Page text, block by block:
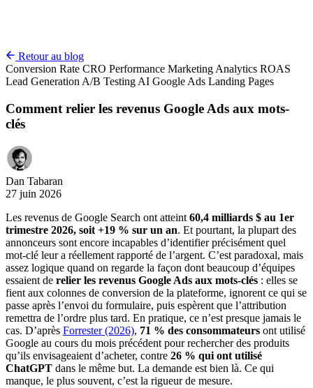
Retour au blog
Conversion Rate CRO Performance Marketing Analytics ROAS
Lead Generation A/B Testing AI Google Ads Landing Pages
Comment relier les revenus Google Ads aux mots-
clés
Dan Tabaran
27 juin 2026
Les revenus de Google Search ont atteint60,4 milliards $ au 1er
trimestre 2026, soit +19 % sur un an. Et pourtant, la plupart des
annonceurs sont encore incapables d’identifier précisément quel
mot-clé leur a réellement rapporté de l’argent. C’est paradoxal, mais
assez logique quand on regarde la façon dont beaucoup d’équipes
essaient de relier les revenus Google Ads aux mots-clés : elles se
fient aux colonnes de conversion de la plateforme, ignorent ce qui se
passe après l’envoi du formulaire, puis espèrent que l’attribution
remettra de l’ordre plus tard. En pratique, ce n’est presque jamais le
cas. D’après Forrester (2026), 71 % des consommateurs ont utilisé
Google au cours du mois précédent pour rechercher des produits
qu’ils envisageaient d’acheter, contre 26 % qui ont utilisé
ChatGPT dans le même but. La demande est bien là. Ce qui
manque, le plus souvent, c’est la rigueur de mesure.